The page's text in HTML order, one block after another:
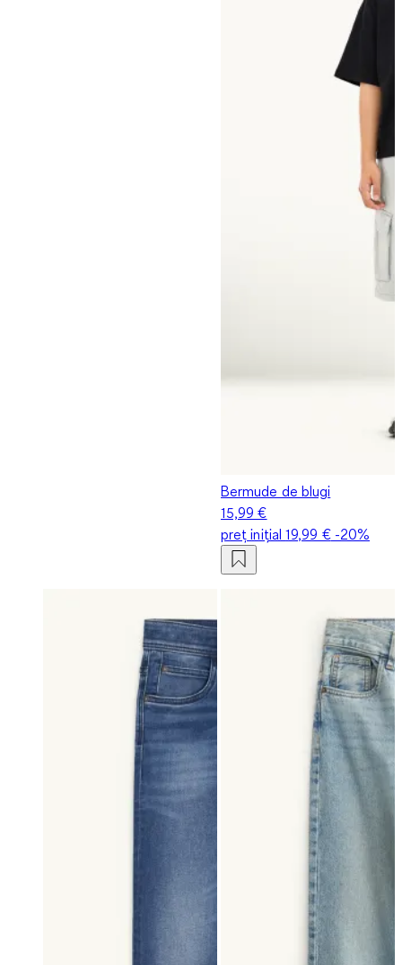
Bermude de blugi
15,99 €
preț inițial19,99 €-20%